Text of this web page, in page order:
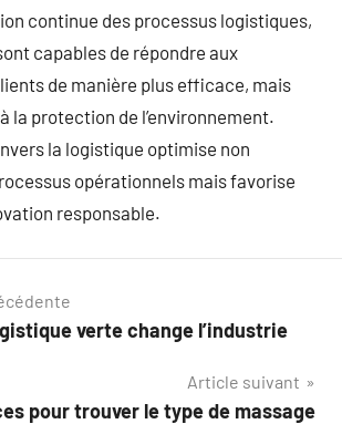
continue des processus logistiques,
capables de répondre aux
de manière plus efficace, mais
la protection de l’environnement.
la logistique optimise non
opérationnels mais favorise
responsable.
verte change l’industrie
Article suivant
pour trouver le type de massage